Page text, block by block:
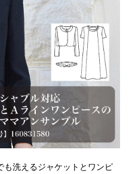
も洗えるジャケットとワンピ